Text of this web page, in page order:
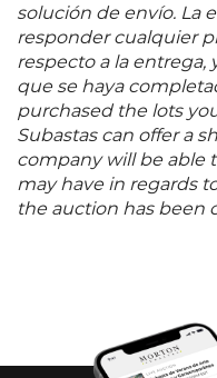
solución de envío. La
responder cualquier
respecto a la entrega,
que se haya
purchased the lots
Subastas can offer a
company will be able
may have in regards
the auction has been